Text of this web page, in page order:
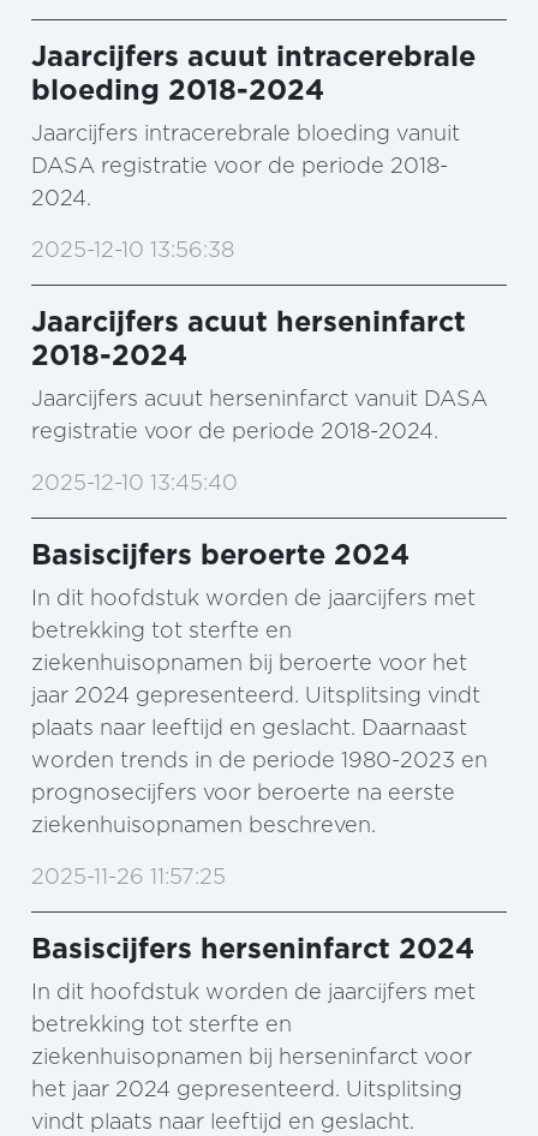
Jaarcijfers acuut intracerebrale
bloeding 2018-2024
Jaarcijfers intracerebrale bloeding vanuit
DASA registratie voor de periode 2018-
2024.
2025-12-10 13:56:38
Jaarcijfers acuut herseninfarct
2018-2024
Jaarcijfers acuut herseninfarct vanuit DASA
registratie voor de periode 2018-2024.
2025-12-10 13:45:40
Basiscijfers beroerte 2024
In dit hoofdstuk worden de jaarcijfers met
betrekking tot sterfte en
ziekenhuisopnamen bij beroerte voor het
jaar 2024 gepresenteerd. Uitsplitsing vindt
plaats naar leeftijd en geslacht. Daarnaast
worden trends in de periode 1980-2023 en
prognosecijfers voor beroerte na eerste
ziekenhuisopnamen beschreven.
2025-11-26 11:57:25
Basiscijfers herseninfarct 2024
In dit hoofdstuk worden de jaarcijfers met
betrekking tot sterfte en
ziekenhuisopnamen bij herseninfarct voor
het jaar 2024 gepresenteerd. Uitsplitsing
vindt plaats naar leeftijd en geslacht.